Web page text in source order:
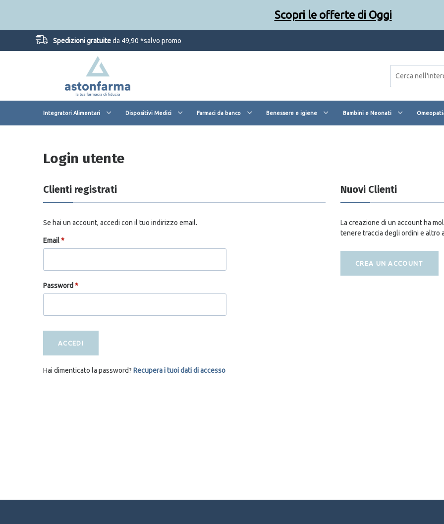
Spedizioni gratuiteda 49,90 *salvo promo
Integratori Alimentari Dispositivi Medici Farmaci da banco Benessere e igiene Bambini e Neonati
Login utente
Clienti registrati
Se hai un account, accedi con il tuo indirizzo email.
Email*
Password *
ACCEDI
Hai dimenticato la password? Recupera i tuoi dati di accesso
Nuovi Clienti
La creazione di un account ha
tenere traccia degli ordini e altro
CREA UN ACCOUNT
Scopri le offerte di Oggi